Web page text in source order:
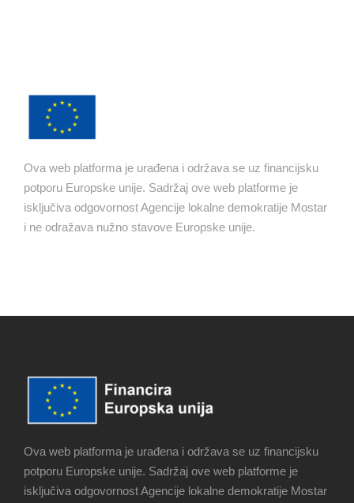
Ova web platforma je urađena i održava se uz financijsku
potporu Europske unije. Sadržaj ove web platforme je
isključiva odgovornost Agencije lokalne demokratije Mostar
i ne odražava nužno stavove Europske unije.
Ova web platforma je urađena i održava se uz financijsku
potporu Europske unije. Sadržaj ove web platforme je
isključiva odgovornost Agencije lokalne demokratije Mostar